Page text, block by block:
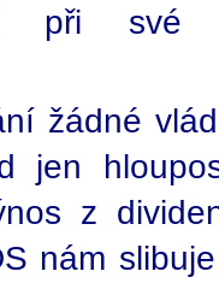
při své
žádné
jen
z
nám